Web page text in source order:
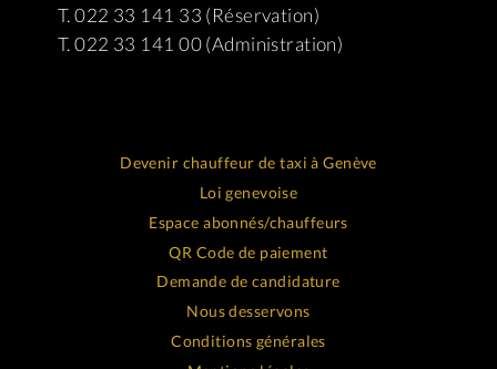
T. 022 33 141 33 (Réservation)
T. 022 33 141 00 (Administration)
Devenir chauffeur de taxi à Genève
Loi genevoise
Espace abonnés/chauffeurs
QR Code de paiement
Demande de candidature
Nous desservons
Conditions générales